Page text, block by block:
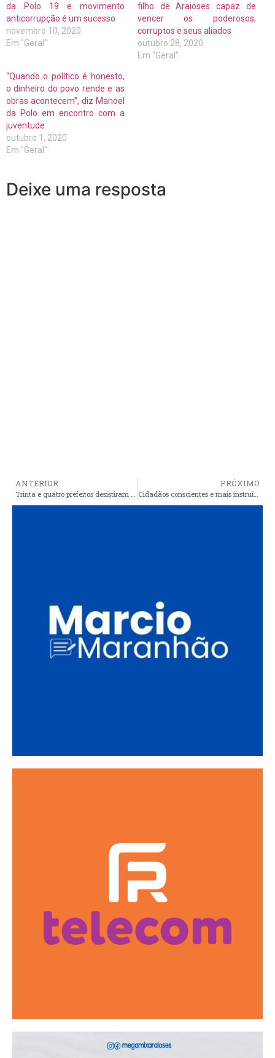
da Polo 19 e movimento
anticorrupção é um sucesso
novembro 10, 2020
Em "Geral"
filho de Araioses capaz de
vencer os poderosos,
corruptos e seus aliados
outubro 28, 2020
Em "Geral"
“Quando o político é honesto,
o dinheiro do povo rende e as
obras acontecem”, diz Manoel
da Polo em encontro com a
juventude
outubro 1, 2020
Em "Geral"
Deixe uma resposta
ANTERIOR
Trinta e quatro prefeitos desistiram de concorrer à reeleição no Maranhão
PRÓXIMO
Cidadãos conscientes e mais instruídos já sabem: Araioses precisa ser governada por um araiosense de caráter e compromisso com o povo